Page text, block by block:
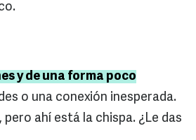
y de una forma poco
o una conexión inesperada.
ahí está la chispa. ¿Le das